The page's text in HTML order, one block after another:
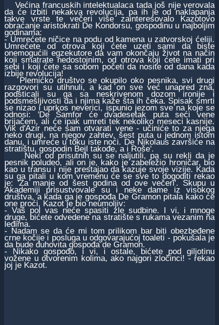
Većina francuskih intelektualaca tada još nije verovala
da će izbiti nekakva revolucija, pa ih je od naklapanja
takve vrste te večeri više zainteresovalo Kazotovo
obraćanje aristokrati De Kondorsu, gospodinu u najboljim
godinama:
- Umrećete ničice na podu od kamena u zatvorskoj ćeliji.
Umrećete od otrova koji ćete uzeti sami da biste
onemogućili egzekutore da vam okončaju život na način
koji smatrate nedostojnim, od otrova koji ćete imati pri
sebi i koji ćete sa sobom početi da nosite od dana kada
izbije revolucija!
Plemićko društvo se okupilo oko pesnika, svi drugi
razgovori su utihnuli, a kad on sve već unapred zna,
podsticali su ga sa neskrivenom dozom ironije i
podsmešljivosti da i njima kaže šta ih čeka. Spisak smrti
se nizao i uprkos neverici, ispunio jezom sve na koje se
odnosi: 'De Šamfor će dvadesetak puta seći vene
brijačem, ali će ipak umreti tek nekoliko meseci kasnije.
Vik d'Azir neće sam otvarati vene - učiniće to za njega
neko drugi, na njegov zahtev, šest puta u jednom istom
danu, i umreće u toku iste noći. De Nikolaus završiće na
stratištu, gospodin Bejl takođe, a i Roše'.
Neki od prisutnih su se naljutili, pa su rekli da je
pesnik poludeo, ali on je, kako je zabeležio hroničar, bio
kao u transu i nije prestajao da kazuje svoje vizije. Kada
su ga pitali u kom vremenu će se sve to dogoditi rekao
je: 'Za manje od šest godina od ove večeri'. Skupu u
Akademiji prisustvovale su i neke dame iz visokog
društva, a kada ga je gospođa De Gramon pitala kako će
one proći, Kazot je bio neumoljiv:
- Vaš pol vas neće spasiti zle sudbine. I vi, i mnoge
druge, bićete odvedene na stratište s rukama vezanim na
leđima.
- Nadam se da će mi tom prilikom bar biti obezbeđene
crne kočije i posluga u odgovarajućoj toaleti - pokušala je
da bude duhovita gospođa de Gramon.
- Nikako gospođo, i vi, i ostale, bićete pod giljotinu
vožene u otvorenim kolima, ako najgori zločinci! - rekao
joj je Kazot.